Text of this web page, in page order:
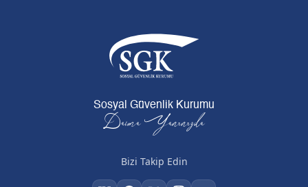
Sosyal Güvenlik Kurumu
Daima Yanınızda
Bizi Takip Edin